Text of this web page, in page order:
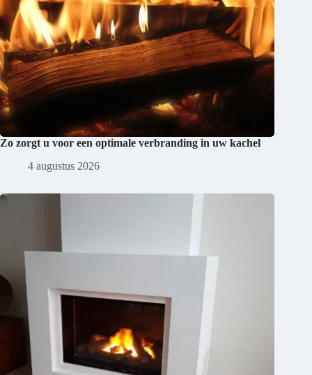
Zo zorgt u voor een optimale verbranding in uw kachel
4 augustus 2026